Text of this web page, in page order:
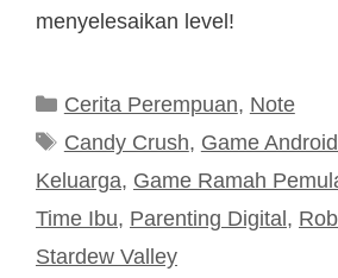
menyelesaikan level!
Kategori
Cerita Perempuan, Note
Tag
Candy Crush, Game
Keluarga, Game Ramah
Time Ibu, Parenting Digital,
Stardew Valley